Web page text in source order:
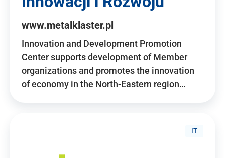
www.metalklaster.pl
Innovation and Development Promotion
Center supports development of Member
organizations and promotes the innovation
of economy in the North-Eastern region…
IT